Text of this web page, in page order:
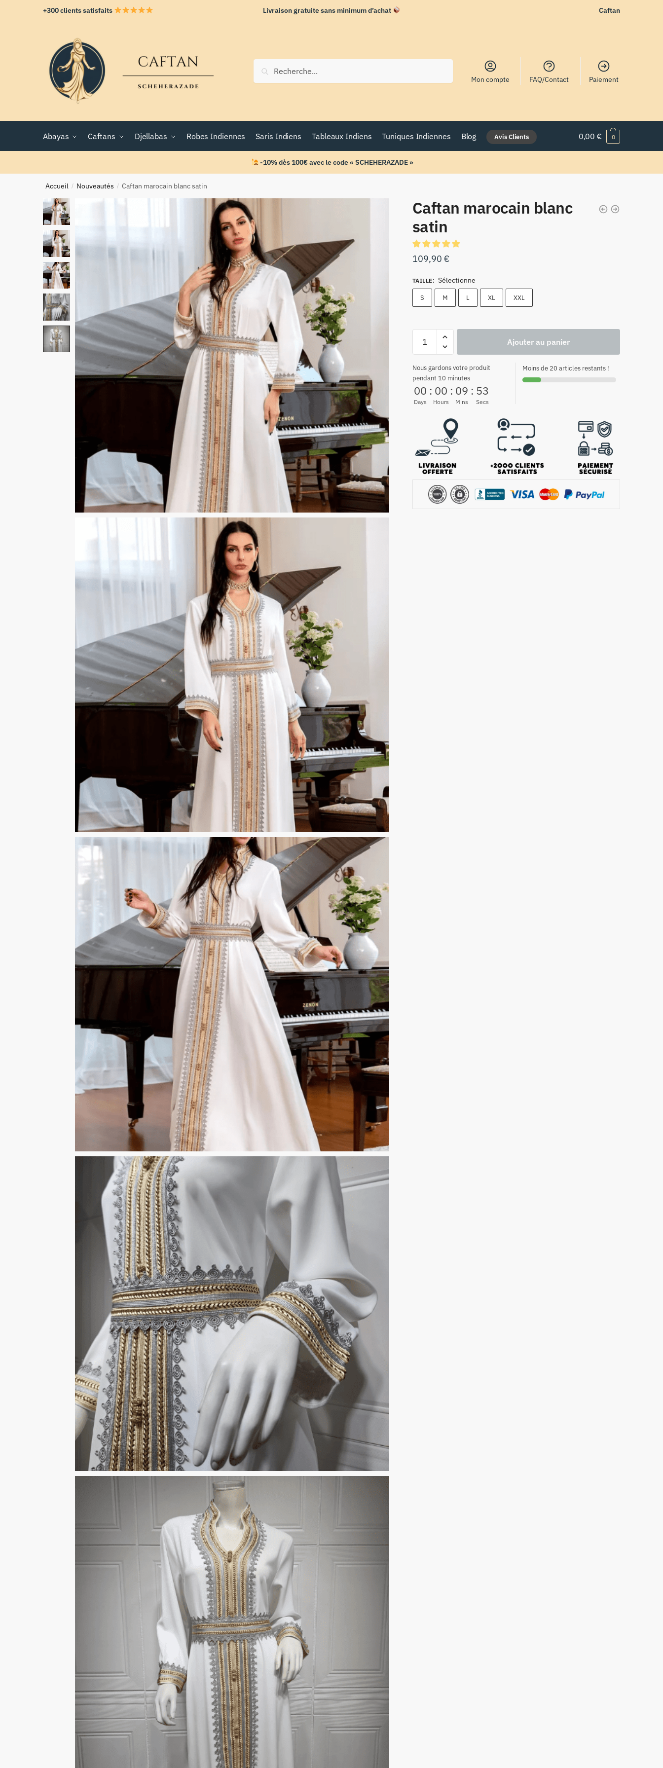
+300 clients satisfaits Livraison gratuite sans minimum d’achat Caftan
Recherche
Mon compte FAQ/Contact Paiement
Abayas Caftans Djellabas Robes Indiennes Saris Indiens Tableaux Indiens Tuniques Indiennes Blog Avis Clients 0,00 € 0
-10% dès 100€ avec le code « SCHEHERAZADE »
Accueil / Nouveautés / Caftan marocain blanc satin
Caftan marocain blanc
satin
109,90 €
TAILLE: Sélectionne
S M L XL XXL
Ajouter au panier
Nous gardons votre produit
pendant 10 minutes
00
Days
: 00
Hours
: 09
Mins
: 52
Secs
Moins de 20 articles restants !